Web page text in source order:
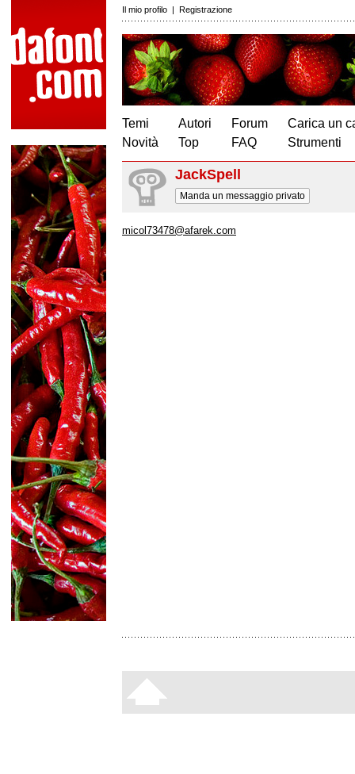
Il mio profilo | Registrazione
Temi
Novità
Autori
Top
Forum
FAQ
Carica un
Strumenti
JackSpell
Manda un messaggio privato
micol73478@afarek.com